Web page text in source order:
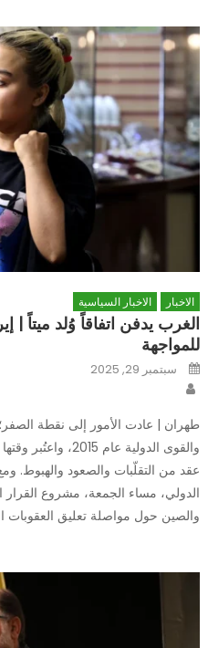
الاخبار الاخبار السياسية
الغرب يدفن اتفاقاً وُلد ميتاً
للمواجهة
Posted
onسبتمبر 29, 2025
طهران | عادت الأمور إلى نقطة الصفر؛
والقوى الدولية عام
عقد من التقلّبات والصعود والهبوط.
الدولي، مساء الجمعة، مشروع
والصين حول مواصلة تعليق العقوبات